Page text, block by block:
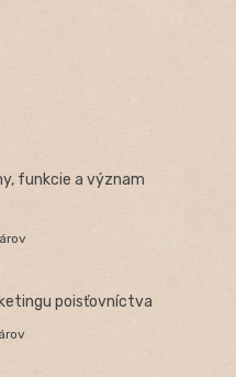
funkcie a význam
poisťovníctva